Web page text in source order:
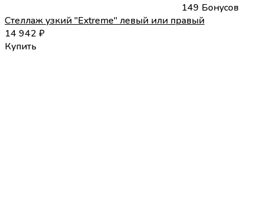
149 Бонусов
Стеллаж узкий "Extreme" левый или правый
14 942 ₽
Купить